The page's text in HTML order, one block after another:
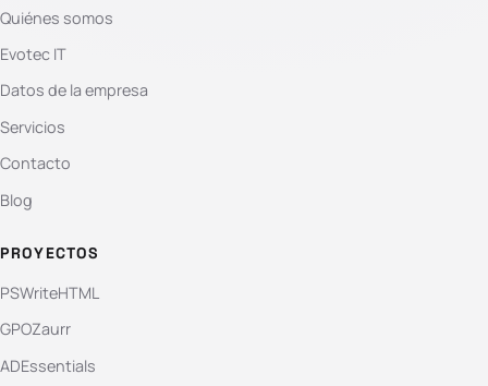
Quiénes somos
Evotec IT
Datos de la empresa
Servicios
Contacto
Blog
PROYECTOS
PSWriteHTML
GPOZaurr
ADEssentials